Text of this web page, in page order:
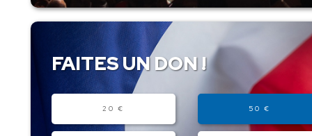
FAITES UN DON !
20 € 50 €